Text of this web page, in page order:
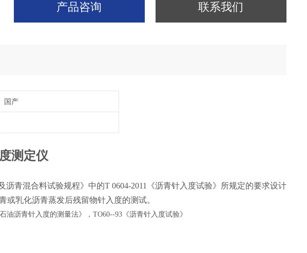
产品咨询 联系我们
国产
测定仪
沥青混合料试验规程》中的T 0604-2011《沥青针入度试验》所规定的要求设计
乳化沥青蒸发后残留物针入度的测试。
油沥青针入度的测量法》，TO60--93《沥青针入度试验》